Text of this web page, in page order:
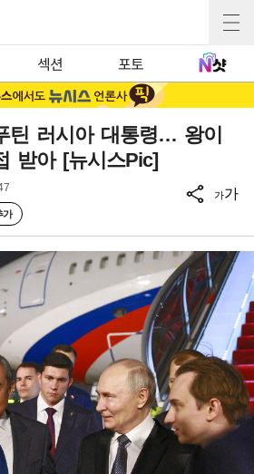
섹션 포토
틴 러시아 대통령… 왕이
받아 [뉴시스Pic]
가
가가